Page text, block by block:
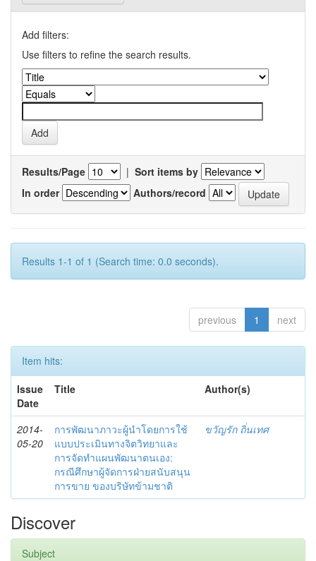
Add filters:
Use filters to refine the search results.
Results/Page | Sort items by
In order
Authors/record
Results 1-1 of 1 (Search time: 0.0 seconds).
previous 1 next
Item hits:
Issue
Date
Title Author(s)
2014-
05-20
การพัฒนาภาวะผู้นำโดยการใช้
แบบประเมินทางจิตวิทยาและ
การจัดทำแผนพัฒนาตนเอง:
กรณีศึกษาผู้จัดการฝ่ายสนับสนุน
การขาย ของบริษัทข้ามชาติ
ขวัญรัก ถิ่นเทศ
Discover
Subject